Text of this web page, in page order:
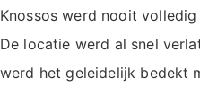
Knossos werd nooit
De locatie werd al snel
werd het geleidelijk bedekt